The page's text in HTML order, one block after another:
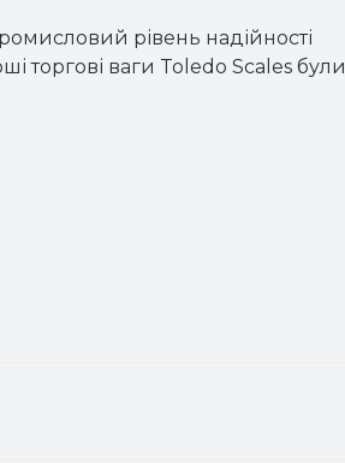
рівень надійності
торгові ваги Toledo Scales були